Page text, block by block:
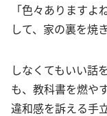
「色々あります
して、家の裏を焼
しなくてもいい話
も、教科書を燃や
違和感を訴える手